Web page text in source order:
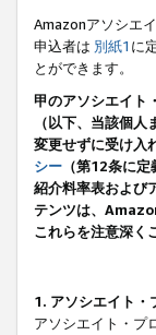
Amazonアソシエ
申込者は 別紙1 に
とができます。
甲のアソシエイト
（以下、当該個
変更せずに受け入
シー （第12条に
紹介料率表および
テンツは、
これらを注意深く
1. アソシエイト・
アソシエイト・プ